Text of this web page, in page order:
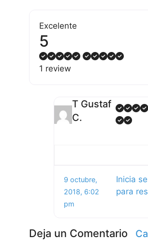
Excelente
5
1 review
T Gustaf
C.
9 octubre,
2018, 6:02
pm
Inicia
para
Deja un Comentario